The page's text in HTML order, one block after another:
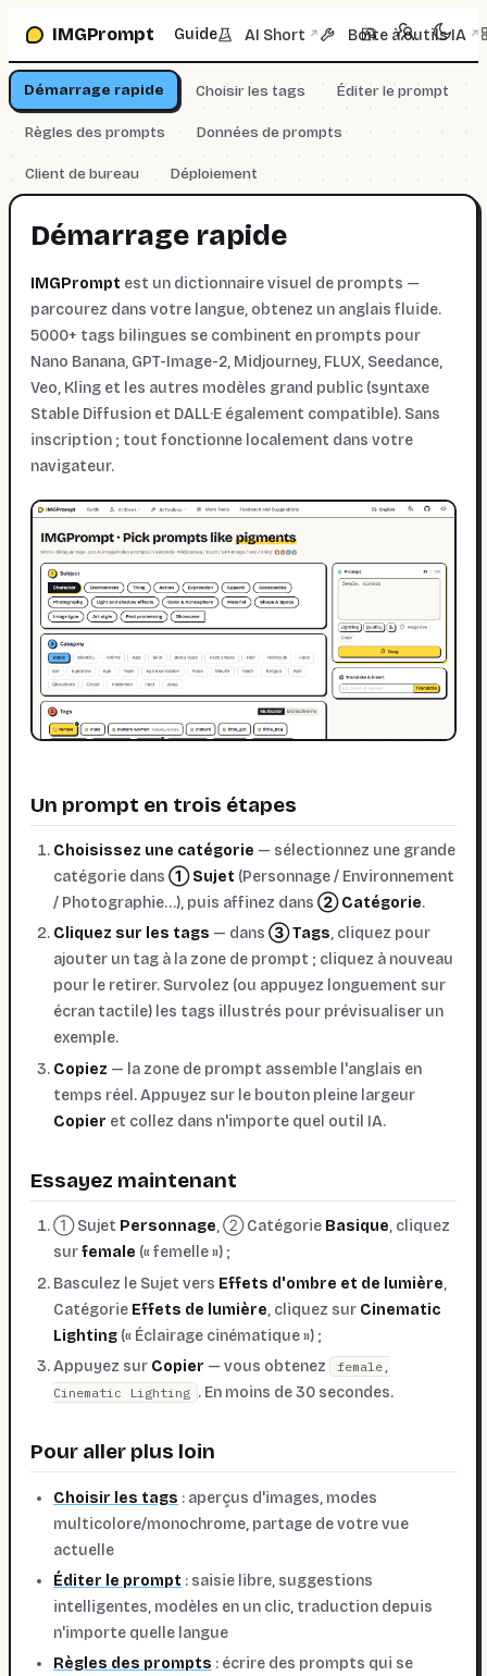
IMGPrompt Guide AI Short ↗ Boîte à outils IA ↗
Démarrage rapide Choisir les tags Éditer le prompt
Règles des prompts Données de prompts
Client de bureau Déploiement
Démarrage rapide
IMGPrompt est un dictionnaire visuel de prompts —
parcourez dans votre langue, obtenez un anglais fluide.
5000+ tags bilingues se combinent en prompts pour
Nano Banana, GPT-Image-2, Midjourney, FLUX, Seedance,
Veo, Kling et les autres modèles grand public (syntaxe
Stable Diffusion et DALL·E également compatible). Sans
inscription ; tout fonctionne localement dans votre
navigateur.
Un prompt en trois étapes
Choisissez une catégorie — sélectionnez une grande
catégorie dans ① Sujet (Personnage / Environnement
/ Photographie…), puis affinez dans ② Catégorie.
Cliquez sur les tags — dans ③ Tags, cliquez pour
ajouter un tag à la zone de prompt ; cliquez à nouveau
pour le retirer. Survolez (ou appuyez longuement sur
écran tactile) les tags illustrés pour prévisualiser un
exemple.
Copiez — la zone de prompt assemble l'anglais en
temps réel. Appuyez sur le bouton pleine largeur
Copier et collez dans n'importe quel outil IA.
Essayez maintenant
① Sujet Personnage, ② Catégorie Basique, cliquez
surfemale (« femelle ») ;
Basculez le Sujet vers Effets d'ombre et de lumière,
Catégorie Effets de lumière, cliquez sur Cinematic
Lighting (« Éclairage cinématique ») ;
Appuyez sur Copier — vous obtenez
female,
Cinematic Lighting . En moins de 30 secondes.
Pour aller plus loin
Choisir les tags : aperçus d'images, modes
multicolore/monochrome, partage de votre vue
actuelle
Éditer le prompt : saisie libre, suggestions
intelligentes, modèles en un clic, traduction depuis
n'importe quelle langue
Règles des prompts : écrire des prompts qui se